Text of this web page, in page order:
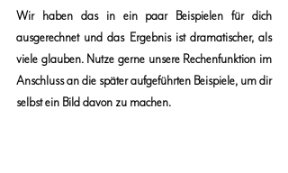
Wir haben das in ein paar Beispielen für dich
ausgerechnet und das Ergebnis ist dramatischer, als
viele glauben. Nutze gerne unsere Rechenfunktion im
Anschluss an die später aufgeführten Beispiele, um dir
selbst ein Bild davon zu machen.